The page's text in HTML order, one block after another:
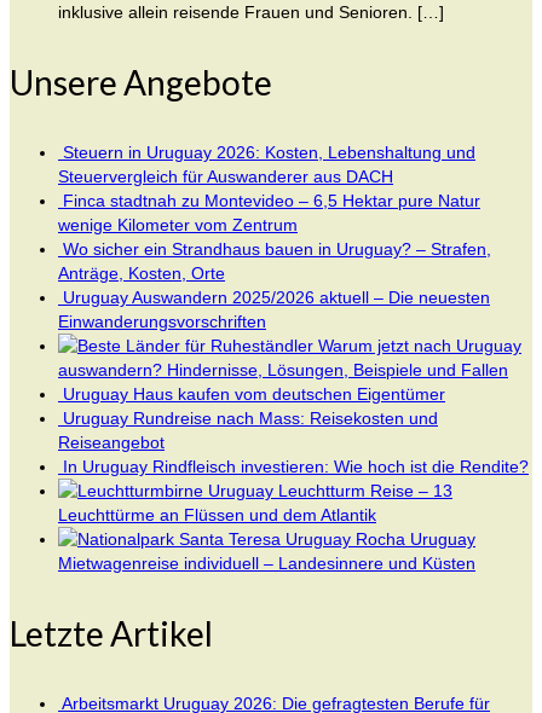
inklusive allein reisende Frauen und Senioren. […]
Unsere Angebote
Steuern in Uruguay 2026: Kosten, Lebenshaltung und
Steuervergleich für Auswanderer aus DACH
Finca stadtnah zu Montevideo – 6,5 Hektar pure Natur
wenige Kilometer vom Zentrum
Wo sicher ein Strandhaus bauen in Uruguay? – Strafen,
Anträge, Kosten, Orte
Uruguay Auswandern 2025/2026 aktuell – Die neuesten
Einwanderungsvorschriften
Warum jetzt nach Uruguay
auswandern? Hindernisse, Lösungen, Beispiele und Fallen
Uruguay Haus kaufen vom deutschen Eigentümer
Uruguay Rundreise nach Mass: Reisekosten und
Reiseangebot
In Uruguay Rindfleisch investieren: Wie hoch ist die Rendite?
Uruguay Leuchtturm Reise – 13
Leuchttürme an Flüssen und dem Atlantik
Uruguay
Mietwagenreise individuell – Landesinnere und Küsten
Letzte Artikel
Arbeitsmarkt Uruguay 2026: Die gefragtesten Berufe für